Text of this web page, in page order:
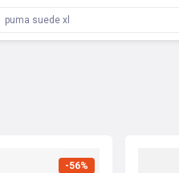
-56%